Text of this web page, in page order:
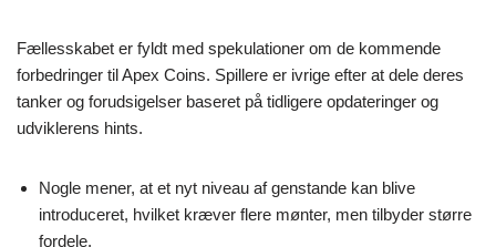
Fællesskabet er fyldt med spekulationer om de kommende
forbedringer til Apex Coins. Spillere er ivrige efter at dele deres
tanker og forudsigelser baseret på tidligere opdateringer og
udviklerens hints.
Nogle mener, at et nyt niveau af genstande kan blive
introduceret, hvilket kræver flere mønter, men tilbyder større
fordele.